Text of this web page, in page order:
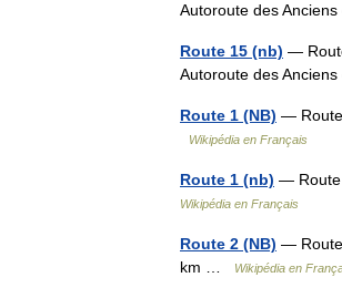
Autoroute des
Route 15 (nb) —
Autoroute des
Route 1 (NB) — Route
Wikipédia en Français
Route 1 (nb) — Route
Wikipédia en Français
Route 2 (NB) — Route
km …
Wikipédia en